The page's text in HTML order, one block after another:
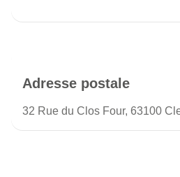
Adresse postale
32 Rue du Clos Four, 63100